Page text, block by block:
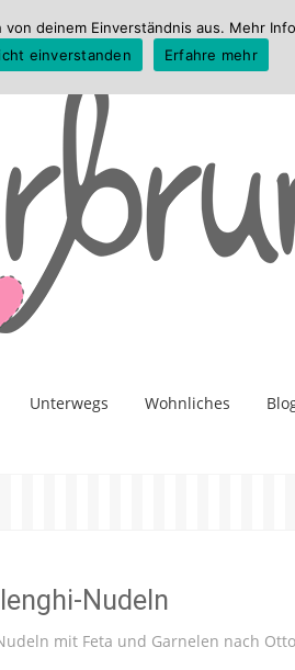
Unterwegs Wohnliches
Nudeln
mit Feta und Garnelen nach
deinem Einverständnis aus. Mehr
einverstanden Erfahre mehr